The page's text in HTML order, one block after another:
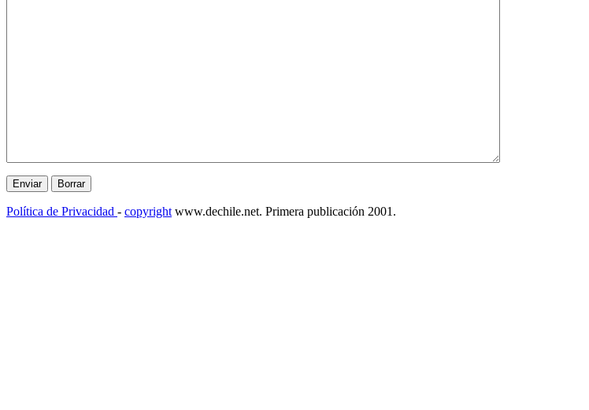
Política de Privacidad - copyright www.dechile.net. Primera publicación 2001.